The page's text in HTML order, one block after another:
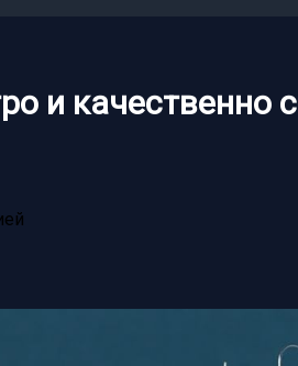
и качественно с